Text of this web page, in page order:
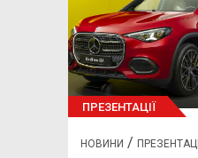
ПРЕЗЕНТАЦІЇ
НОВИНИ / ПРЕЗЕНТАЦІЇ